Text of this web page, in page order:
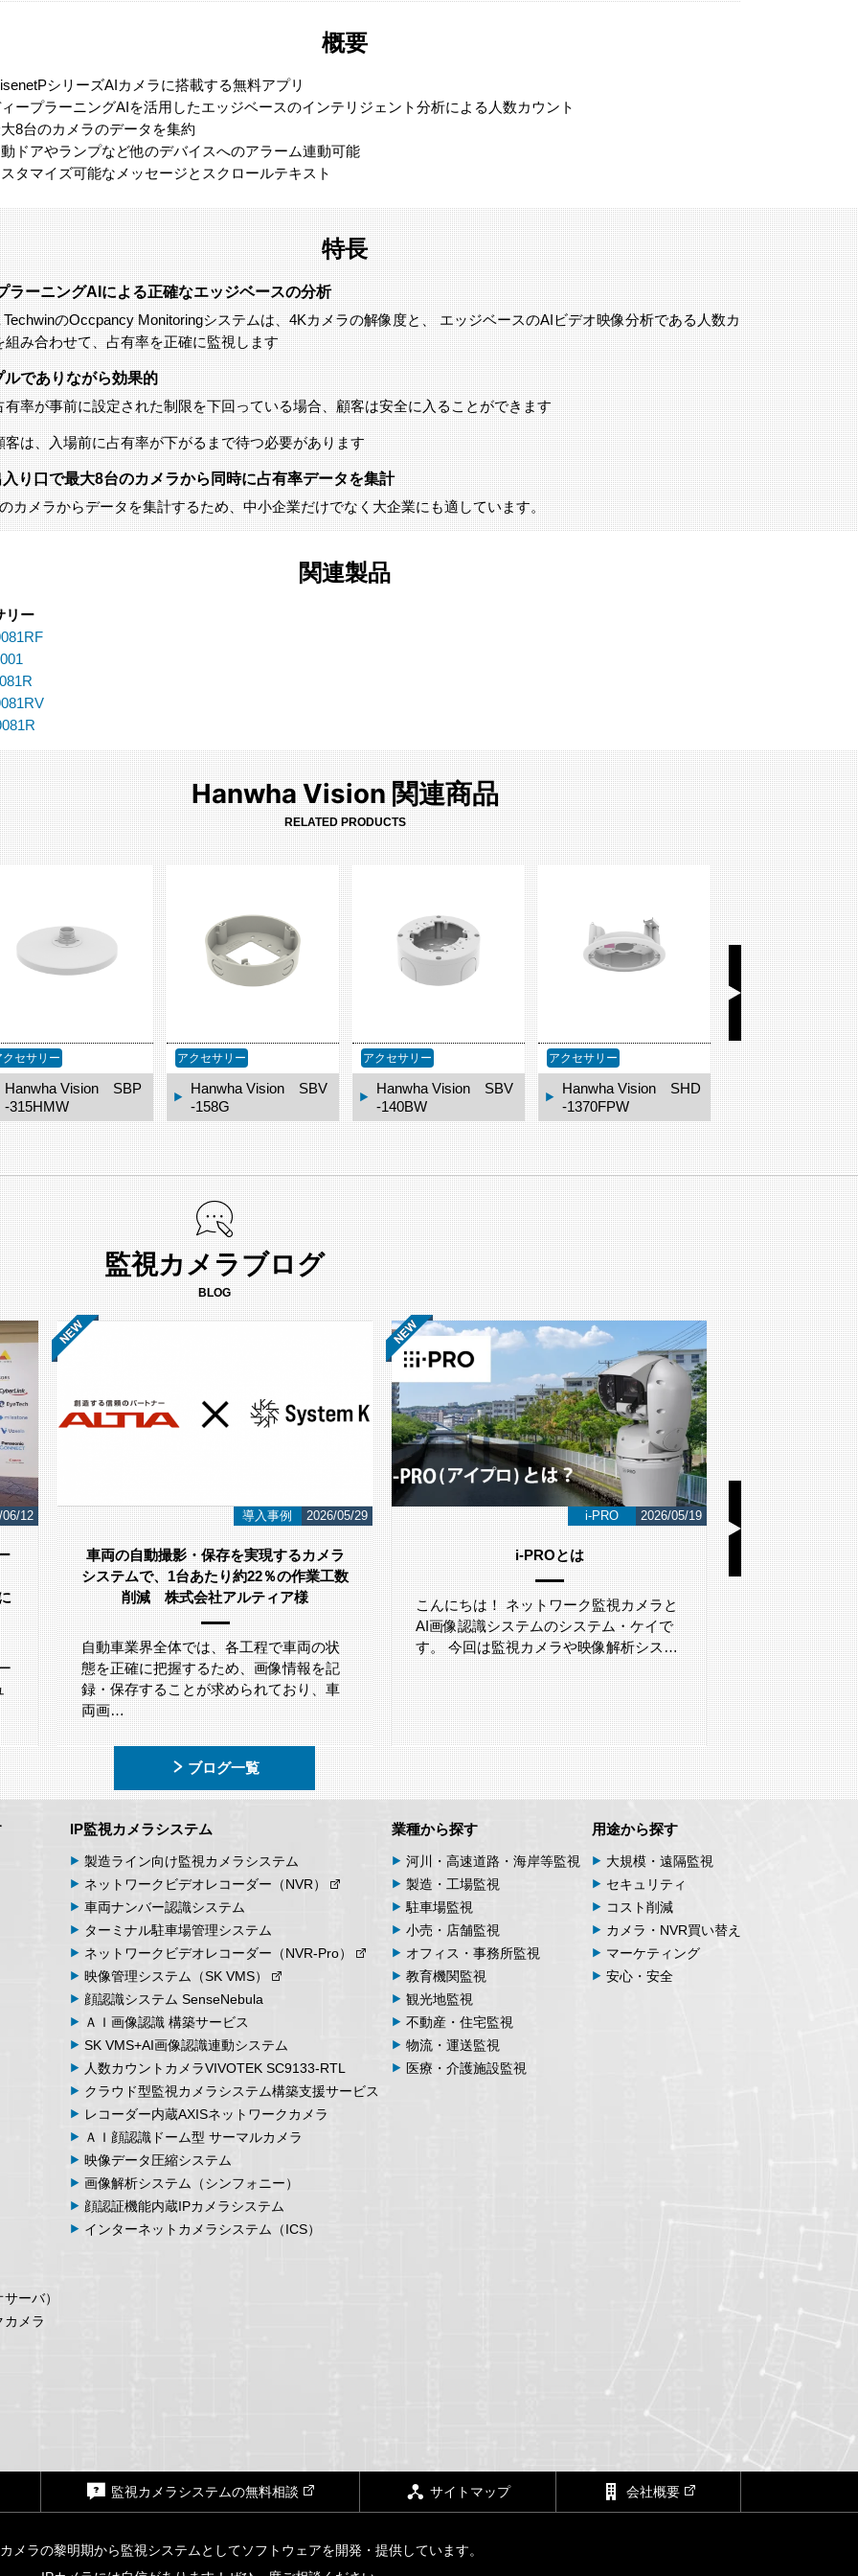
概要
シリーズAIカメラに搭載する無料アプリ
ープラーニングAIを活用したエッジベースのインテリジェント分析による人数カウント
8台のカメラのデータを集約
動ドアやランプなど他のデバイスへのアラーム連動可能
スタマイズ可能なメッセージとスクロールテキスト
特長
ラーニングAIによる正確なエッジベースの分析
TechwinのOccpancy Monitoringシステムは、4Kカメラの解像度と、 エッジベースのAIビデオ映像分析である人数カ
組み合わせて、占有率を正確に監視します
ルでありながら効果的
有率が事前に設定された制限を下回っている場合、顧客は安全に入ることができます
客は、入場前に占有率が下がるまで待つ必要があります
り口で最大8台のカメラから同時に占有率データを集計
カメラからデータを集計するため、中小企業だけでなく大企業にも適しています。
関連製品
リー
Hanwha Vision 関連商品
RELATED PRODUCTS
クセサリー
Hanwha Vision SBV
-158G
アクセサリー
Hanwha Vision SBV
-140BW
アクセサリー
Hanwha Vision SHD
-1370FPW
アクセサリー
Hanwha Vision SBP
-140CMT
アクセサリー
Hanwha Vision
-300CMTW
監視カメラブログ
BLOG
06/12 導入事例 2026/05/29
車両の自動撮影・保存を実現するカメラ
システムで、1台あたり約22％の作業工数
削減 株式会社アルティア様
自動車業界全体では、各工程で車両の状
態を正確に把握するため、画像情報を記
録・保存することが求められており、車
両画…
i-PRO 2026/05/19
i-PROとは
こんにちは！ ネットワーク監視カメラと
AI画像認識システムのシステム・ケイで
す。 今回は監視カメラや映像解析シス…
LAN
こんにちは！
AI画像認識シス
す。 今回は、
ブログ一覧
ーバ）
カメラ
IP監視カメラシステム
製造ライン向け監視カメラシステム
ネットワーク ビデオレコーダー （NVR）
車両ナンバー認識システム
ターミナル駐車場管理システム
ネットワーク ビデオレコーダー （NVR-Pro）
映像管理システム （SK VMS）
顔認識システム SenseNebula
ＡＩ画像認識 構築サービス
SK VMS+AI画像認識連動システム
人数カウント カメラVIVOTEK SC9133-RTL
クラウド型監視カメラシステム構築支援サービス
レコーダー内蔵AXISネットワークカメラ
ＡＩ顔認識ドーム型 サーマルカメラ
映像データ圧縮システム
画像解析システム （シンフォニー）
顔認証機能内蔵IPカメラシステム
インターネット カメラシステム （ICS）
業種から探す
河川・高速道路・海岸等監視
製造・工場監視
駐車場監視
小売・店舗監視
オフィス・事務所監視
教育機関監視
観光地監視
不動産・住宅監視
物流・運送監視
医療・介護施設監視
用途から探す
大規模・遠隔監視
セキュリティ
コスト削減
カメラ・NVR買い替え
マーケティング
安心・安全
監視カメラシステムの無料相談 サイトマップ 会社概要
メラの黎明期から監視システムとしてソフトウェアを開発・提供しています。